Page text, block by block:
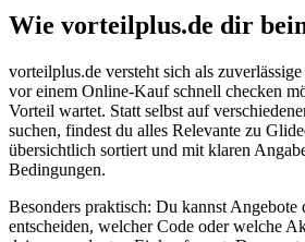
Wie vorteilplus.de dir
vorteilplus.de versteht sich als
vor einem Online-Kauf schnell checken
Vorteil wartet. Statt selbst auf
suchen, findest du alles Relevante zu
übersichtlich sortiert und mit klaren
Bedingungen.
Besonders praktisch: Du kannst Angebote
entscheiden, welcher Code oder welche